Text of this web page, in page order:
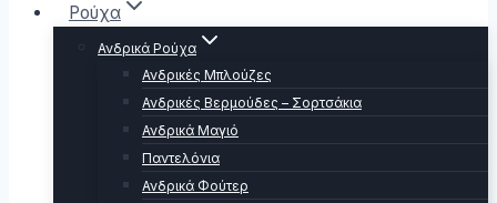
Ρούχα
Ανδρικά Ρούχα
Ανδρικές Μπλούζες
Ανδρικές Βερμούδες – Σορτσάκια
Ανδρικά Μαγιό
Παντελόνια
Ανδρικά Φούτερ